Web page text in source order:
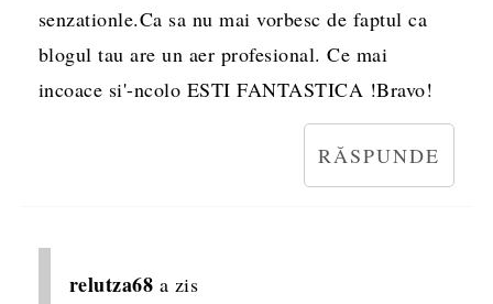
senzationle.Ca sa nu mai vorbesc de faptul ca
blogul tau are un aer profesional. Ce mai
incoace si'-ncolo ESTI FANTASTICA !Bravo!
RĂSPUNDE
relutza68 a zis